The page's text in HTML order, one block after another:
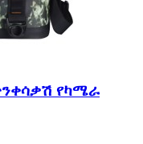
የካሜራ